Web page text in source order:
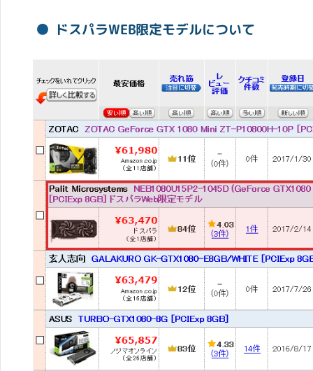
ドスパラWEB限定モデルについて